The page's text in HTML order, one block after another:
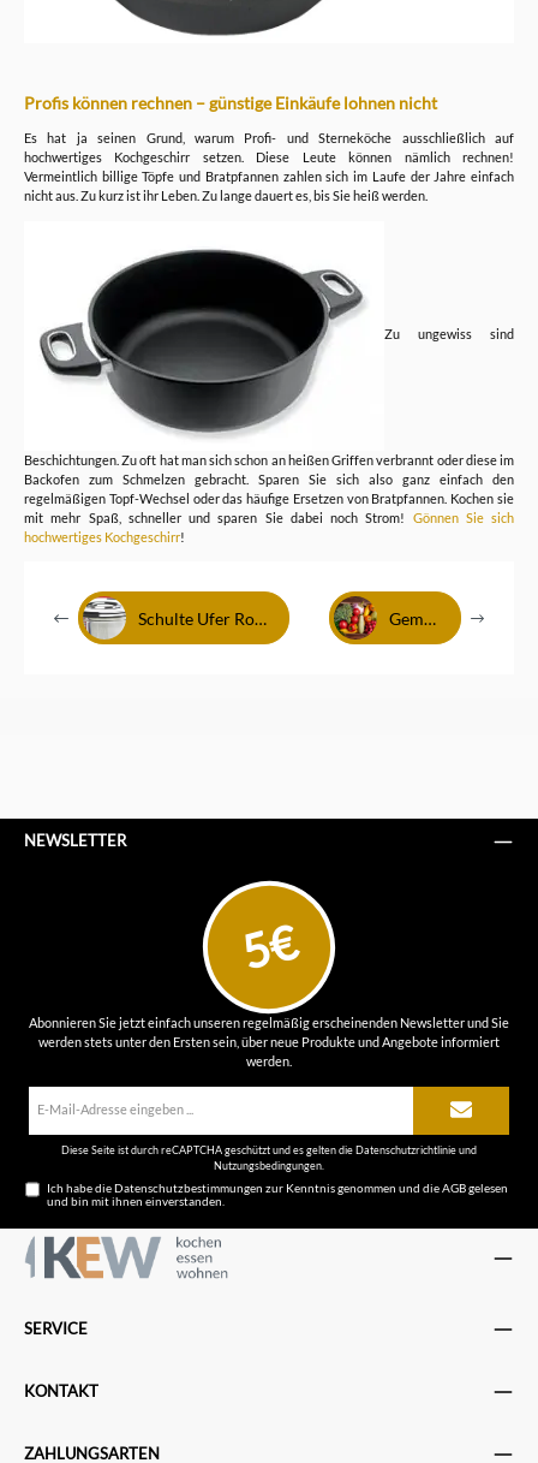
Profis können rechnen – günstige Einkäufe lohnen nicht
Es hat ja seinen Grund, warum Profi- und Sterneköche ausschließlich auf
hochwertiges Kochgeschirr setzen. Diese Leute können nämlich rechnen!
Vermeintlich billige Töpfe und Bratpfannen zahlen sich im Laufe der Jahre einfach
nicht aus. Zu kurz ist ihr Leben. Zu lange dauert es, bis Sie heiß werden.
Zu ungewiss sind
Beschichtungen. Zu oft hat man sich schon an heißen Griffen verbrannt oder diese im
Backofen zum Schmelzen gebracht. Sparen Sie sich also ganz einfach den
regelmäßigen Topf-Wechsel oder das häufige Ersetzen von Bratpfannen. Kochen sie
mit mehr Spaß, schneller und sparen Sie dabei noch Strom! Gönnen Sie sich
hochwertiges Kochgeschirr!
Schulte Ufer Romana Thermotöpfe Gemüse dünsten
NEWSLETTER
5€
Abonnieren Sie jetzt einfach unseren regelmäßig erscheinenden Newsletter und Sie
werden stets unter den Ersten sein, über neue Produkte und Angebote informiert
werden.
Diese Seite ist durch reCAPTCHA geschützt und es gelten die Datenschutzrichtlinieund
Nutzungsbedingungen.
Ich habe dieDatenschutzbestimmungen zur Kenntnis genommen und dieAGBgelesen
und bin mit ihnen einverstanden.
SERVICE
KONTAKT
ZAHLUNGSARTEN